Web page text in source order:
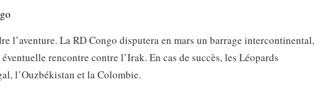
l’aventure. La RD Congo disputera en mars un barrage intercontinental,
rencontre contre l’Irak. En cas de succès, les Léopards
l’Ouzbékistan et la Colombie.